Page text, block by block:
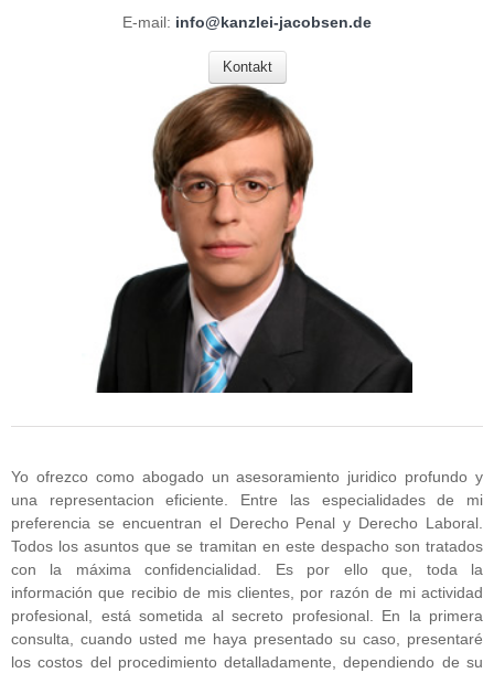
E-mail: info@kanzlei-jacobsen.de
Kontakt
Yo ofrezco como abogado un asesoramiento juridico profundo y
una representacion eficiente. Entre las especialidades de mi
preferencia se encuentran el Derecho Penal y Derecho Laboral.
Todos los asuntos que se tramitan en este despacho son tratados
con la máxima confidencialidad. Es por ello que, toda la
información que recibio de mis clientes, por razón de mi actividad
profesional, está sometida al secreto profesional. En la primera
consulta, cuando usted me haya presentado su caso, presentaré
los costos del procedimiento detalladamente, dependiendo de su